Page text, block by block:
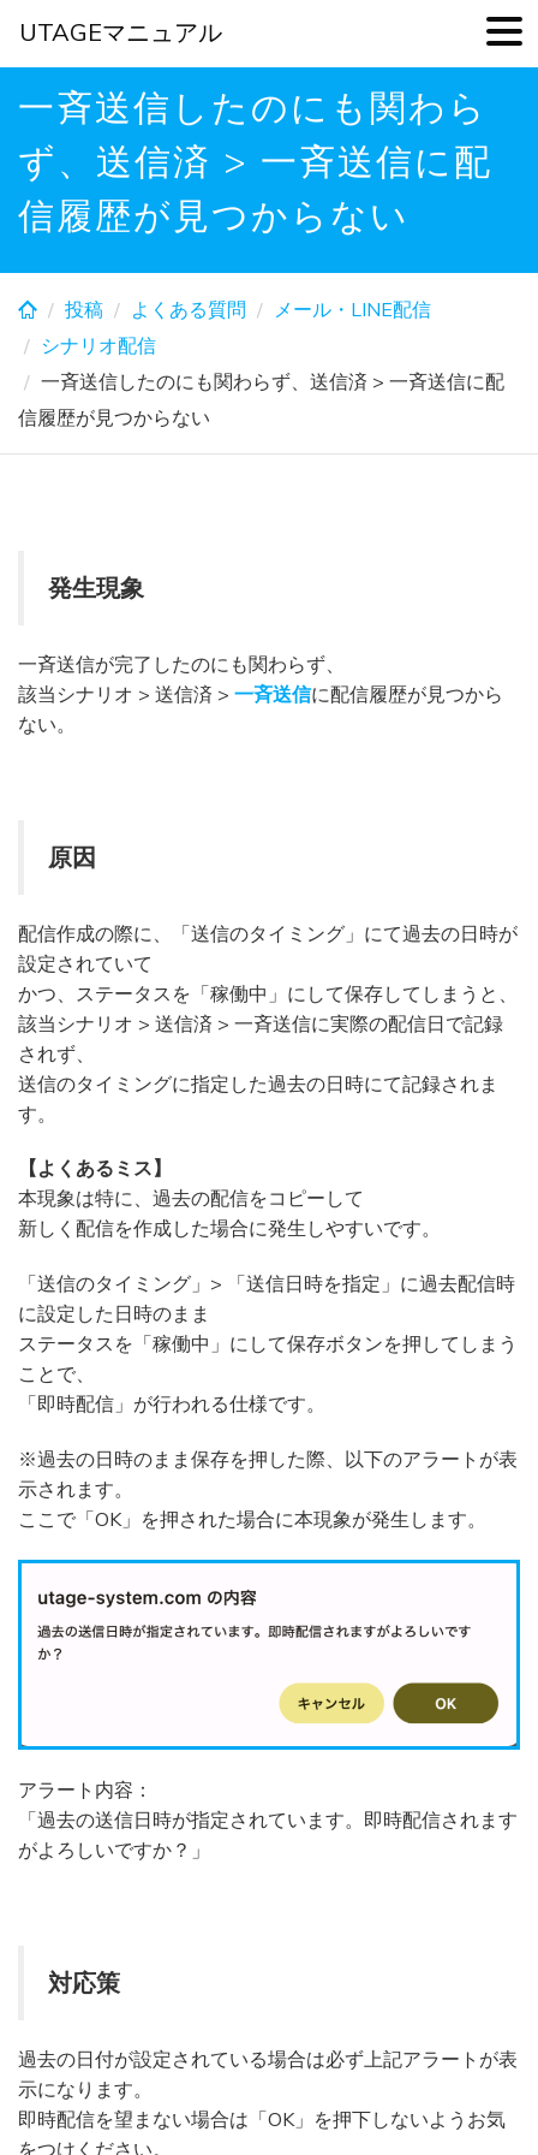
Skip
content
一斉送信したのにも関わら
ず、送信済 > 一斉送信に配
信履歴が見つからない
投稿 よくある質問
メール・LINE配信
シナリオ配信
一斉送信したのにも関わらず、送信済 > 一斉送信に配
信履歴が見つからない
発生現象
一斉送信が完了したのにも関わらず、
該当シナリオ > 送信済 > 一斉送信に配信履歴が見つから
ない。
原因
配信作成の際に、「送信のタイミング」にて過去の日時が
設定されていて
かつ、ステータスを「稼働中」にして保存してしまうと、
該当シナリオ > 送信済 > 一斉送信に実際の配信日で記録
されず、
送信のタイミングに指定した過去の日時にて記録されま
す。
【よくあるミス】
本現象は特に、過去の配信をコピーして
新しく配信を作成した場合に発生しやすいです。
「送信のタイミング」> 「送信日時を指定」に過去配信時
に設定した日時のまま
ステータスを「稼働中」にして保存ボタンを押してしまう
ことで、
「即時配信」が行われる仕様です。
※過去の日時のまま保存を押した際、以下のアラートが表
示されます。
ここで「OK」を押された場合に本現象が発生します。
アラート内容：
「過去の送信日時が指定されています。即時配信されます
がよろしいですか？」
対応策
過去の日付が設定されている場合は必ず上記アラートが表
示になります。
即時配信を望まない場合は「OK」を押下しないようお気
をつけください。
UTAGEマニュアル